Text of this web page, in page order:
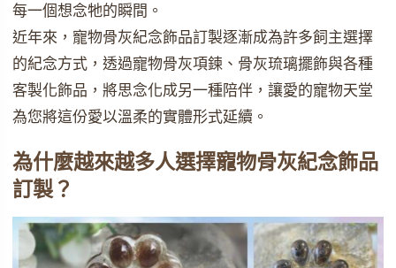
每一個想念牠的瞬間。
近年來，寵物骨灰紀念飾品訂製逐漸成為許多飼主選擇
的紀念方式，透過寵物骨灰項鍊、骨灰琉璃擺飾與各種
客製化飾品，將思念化成另一種陪伴，讓愛的寵物天堂
為您將這份愛以溫柔的實體形式延續。
為什麼越來越多人選擇寵物骨灰紀念飾品
訂製？